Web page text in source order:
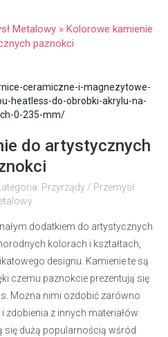
Metalowy » Kolorowe kamienie
paznokci
do artystycznych
Przyrządy / Przemysł
dodatkiem do artystycznych
kolorach i kształtach,
designu. Kamienie te są
czemu paznokcie prezentują się
Można nimi ozdobić zarówno
zdobienia z innych materiałów.
się dużą popularnością wśród